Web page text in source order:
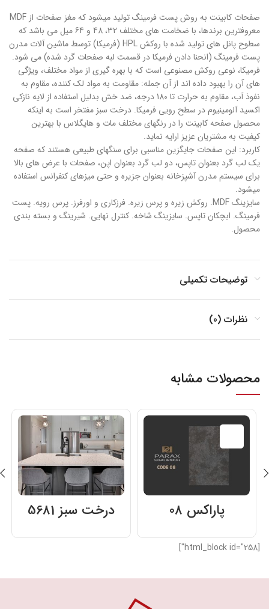
صفحات کابینت به روش پست فرمینگ تولید میشود که مغز صفحات از MDF
معروفترین برندها، با ضخامت های مختلف 32، 48 و 64 میل می باشد که
سطوح پانل های تولید شده با روکش HPL (فرمیکا) توسط ماشین آلات مدرن
پست فرمینگ (انحنا دادن فرمیکا در قسمت لبه صفحات گرد شده) می شود.
فرمیکا، نوعی روکش مصنوعی است که با بهره گیری از مواد مختلف، ویژگی
های آن را بهبود داده اند از آن جمله: مقاومت به مواد لک کننده، مقاوم به
نفوذ آب، مقاوم به حرارت تا 180 درجه، ضد خش بدلیل استفاده از لایه نازکی
اکسید آلومینیوم در سطح رویی فرمیکا. درخت سبز مفتخر است به اینکه
محصول صفحه کابینت را در رنگهای مختلف مات و هایگلاس با بهترین
کیفیت به مشتریان عزیز ارایه نماید.
کاربرد: این صفحات جایگزین مناسبی برای سنگهای طبیعی هستند که صفحه
یک لب گرد بعنوان تاپس، دو لب گرد بعنوان اپن، صفحات با عرض های بالا
برای سیستم مدرن آشپزخانه بعنوان جزیره و حتی میزهای کنفرانس استفاده
میشود.
سایزینگ MDF. روکش زیره و پرس زیره. فرزکاری و اورفرز. پرس رویه. پست
فرمینگ. ابچکان تاپس. سایزینگ شاخه. کنترل نهایی. شیرینگ و بسته بندی
محصول.
توضیحات تکمیلی
نظرات (0)
محصولات مشابه
پاراکس 08 درخت سبز 5681
[html_block id="258"]